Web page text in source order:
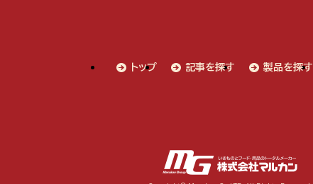
トップ 記事を探す 製品を探す